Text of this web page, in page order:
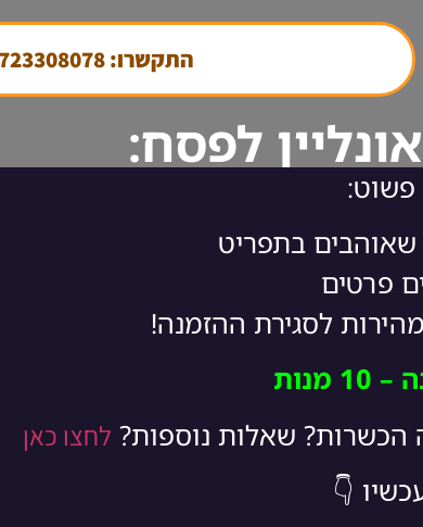
התקשרו: 0723308078
לפסח:
בתפריט
פרטים
הכשרות? שאלות נוספות? לחצו כאן
👇